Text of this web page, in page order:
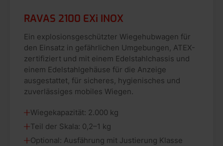
RAVAS 2100 EXi INOX
Ein explosionsgeschützter Wiegehubwagen für
den Einsatz in gefährlichen Umgebungen, ATEX-
zertifiziert und mit einem Edelstahlchassis und
einem Edelstahlgehäuse für die Anzeige
ausgestattet, für sicheres, hygienisches und
zuverlässiges mobiles Wiegen.
Wiegekapazität: 2.000 kg
Teil der Skala: 0,2–1 kg
Optional: Ausfährung mit Justierung Klasse